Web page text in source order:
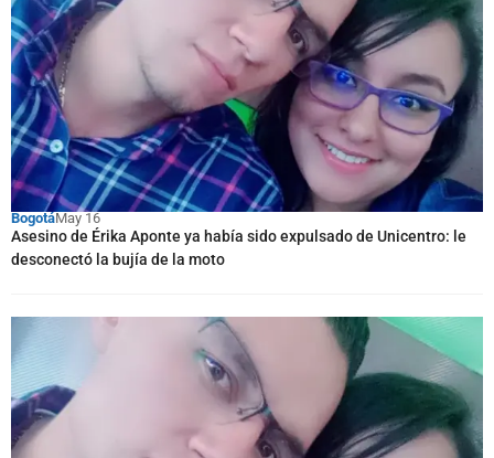
BogotáMay 16
Asesino de Érika Aponte ya había sido expulsado de Unicentro: le
desconectó la bujía de la moto